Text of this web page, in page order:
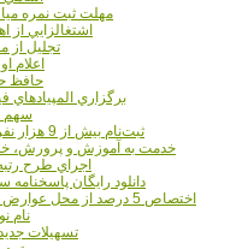
مهلت ثبت نمره میان
اشتغالزايي از
تجليل از
اعلام
حافظ
برگزاري
سهم
ثبت‌نام بيش از 9 هزار نفر در آزمون کارداني فني و حرفه‌اي
خدمت به آموزش و پرورش،
اجراي طرح
دانلود رایگان پاسخنامه
اختصاص 5 درصد از محل عوارض گاز مصرفي براي نوسازي مدارس
نام
تسهيلات